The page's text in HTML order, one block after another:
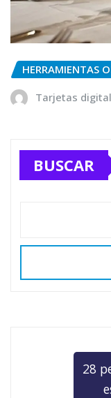
HERRAMIENTAS
Tarjetas
BUSCAR
28